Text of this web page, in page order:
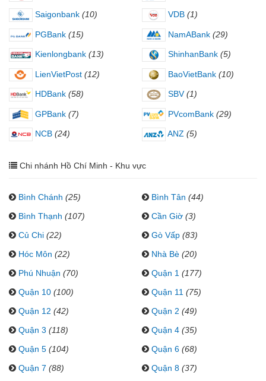
Saigonbank (10) VDB (1)
PGBank (15) NamABank (29)
Kienlongbank (13) ShinhanBank (5)
LienVietPost (12) BaoVietBank (10)
HDBank (58) SBV (1)
GPBank (7) PVcomBank (29)
NCB (24) ANZ (5)
Chi nhánh Hồ Chí Minh - Khu vực
Bình Chánh (25) Bình Tân (44)
Bình Thạnh (107) Cần Giờ (3)
Củ Chi (22) Gò Vấp (83)
Hóc Môn (22) Nhà Bè (20)
Phú Nhuận (70) Quận 1 (177)
Quận 10 (100) Quận 11 (75)
Quận 12 (42) Quận 2 (49)
Quận 3 (118) Quận 4 (35)
Quận 5 (104) Quận 6 (68)
Quận 7 (88) Quận 8 (37)